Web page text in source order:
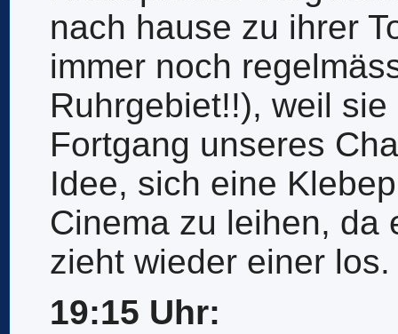
nach hause zu ihrer
immer noch
Ruhrgebiet!!), weil
Fortgang unseres
Idee, sich eine
Cinema zu leihen, da
zieht wieder einer los.
19:15 Uhr: